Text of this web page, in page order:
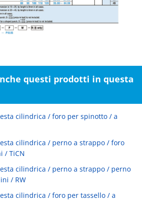
questi prodotti in questa
cilindrica / foro per spinotto / a
cilindrica / perno a strappo / foro
/ TiCN
cilindrica / perno a strappo / perno
/ RW
cilindrica / foro per tassello / a